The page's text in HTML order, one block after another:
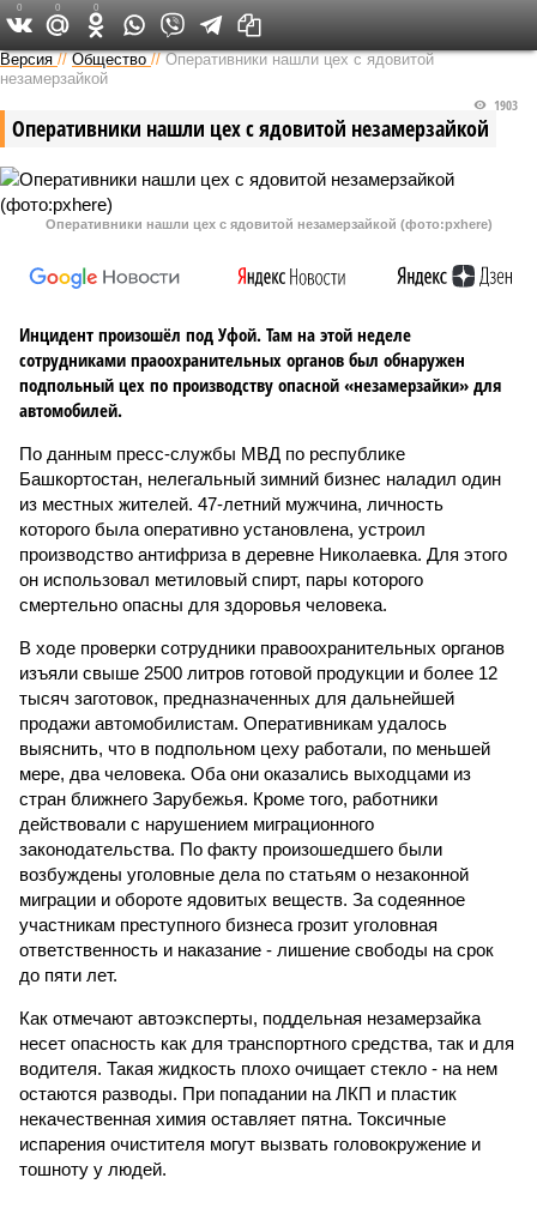
Версия в Башкирии
Версия //Общество //Оперативники нашли цех с ядовитой
незамерзайкой
Оперативники нашли цех с ядовитой незамерзайкой
1903
Оперативники нашли цех с ядовитой незамерзайкой (фото:pxhere)
Инцидент произошёл под Уфой. Там на этой неделе
сотрудниками праоохранительных органов был обнаружен
подпольный цех по производству опасной «незамерзайки» для
автомобилей.
По данным пресс-службы МВД по республике
Башкортостан, нелегальный зимний бизнес наладил один
из местных жителей. 47-летний мужчина, личность
которого была оперативно установлена, устроил
производство антифриза в деревне Николаевка. Для этого
он использовал метиловый спирт, пары которого
смертельно опасны для здоровья человека.
В ходе проверки сотрудники правоохранительных органов
изъяли свыше 2500 литров готовой продукции и более 12
тысяч заготовок, предназначенных для дальнейшей
продажи автомобилистам. Оперативникам удалось
выяснить, что в подпольном цеху работали, по меньшей
мере, два человека. Оба они оказались выходцами из
стран ближнего Зарубежья. Кроме того, работники
действовали с нарушением миграционного
законодательства. По факту произошедшего были
возбуждены уголовные дела по статьям о незаконной
миграции и обороте ядовитых веществ. За содеянное
участникам преступного бизнеса грозит уголовная
ответственность и наказание - лишение свободы на срок
до пяти лет.
Как отмечают автоэксперты, поддельная незамерзайка
несет опасность как для транспортного средства, так и для
водителя. Такая жидкость плохо очищает стекло - на нем
остаются разводы. При попадании на ЛКП и пластик
некачественная химия оставляет пятна. Токсичные
испарения очистителя могут вызвать головокружение и
тошноту у людей.
0 0 0